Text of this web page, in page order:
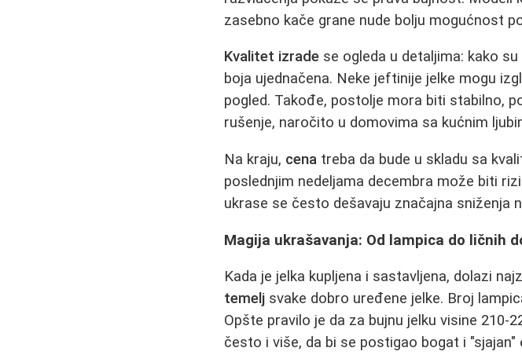
zasebno kače grane nude bolju mogućnost
Kvalitet izrade se ogleda u detaljima: kako
boja ujednačena. Neke jeftinije jelke mogu
pogled. Takođe, postolje mora biti stabilno,
rušenje, naročito u domovima sa kućnim
Na kraju, cena treba da bude u skladu sa
poslednjim nedeljama decembra može biti
ukrase se često dešavaju značajna sniženja
Magija ukrašavanja: Od lampica do ličnih
Kada je jelka kupljena i sastavljena, dolazi
temelj svake dobro uređene jelke. Broj
Opšte pravilo je da za bujnu jelku visine
često i više, da bi se postigao bogat i